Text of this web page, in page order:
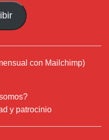
con Mailchimp)
y patrocinio